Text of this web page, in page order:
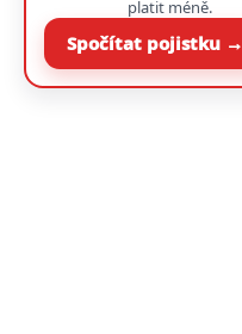
platit méně.
Spočítat pojistku →